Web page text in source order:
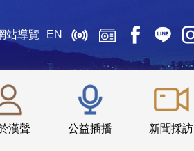
站導覽 EN
漢聲 公益插播 新聞採訪